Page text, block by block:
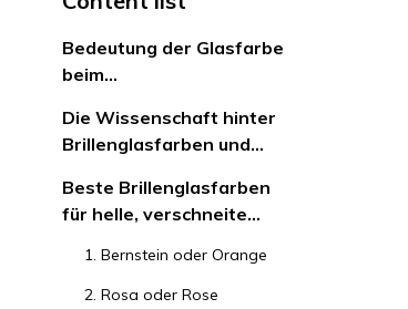
Bedeutung der Glasfarbe
beim
insbesondere an hellen
Tagen
Die Wissenschaft hinter
Brillenglasfarben und
Beste Brillenglasfarben
für helle, verschneite
1. Bernstein oder Orange
2. Rosa oder Rose